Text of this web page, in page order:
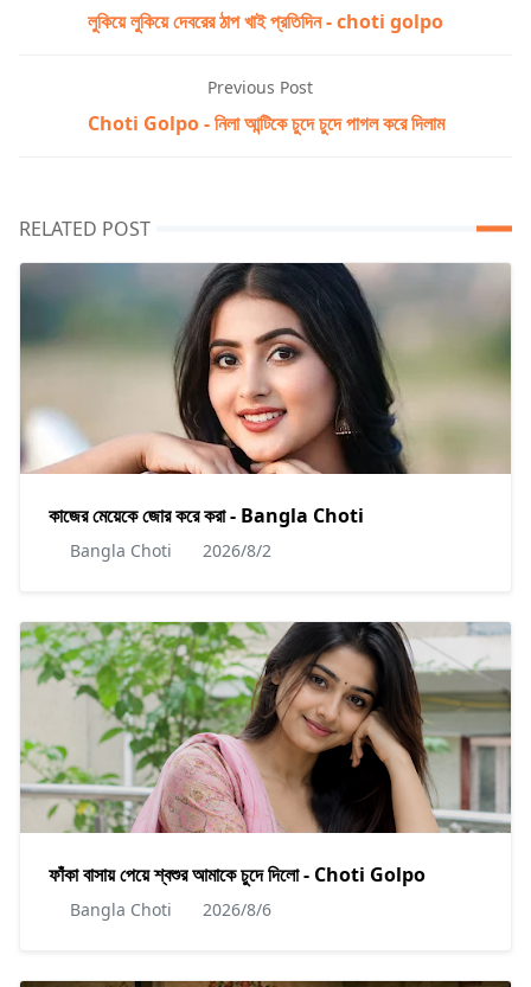
লুকিয়ে লুকিয়ে দেবরের ঠাপ খাই প্রতিদিন - choti golpo
Previous Post
Choti Golpo - নিলা আন্টিকে চুদে চুদে পাগল করে দিলাম
RELATED POST
কাজের মেয়েকে জোর করে করা - Bangla Choti
Bangla Choti 2026/8/2
ফাঁকা বাসায় পেয়ে শ্বশুর আমাকে চুদে দিলো - Choti Golpo
Bangla Choti 2026/8/6